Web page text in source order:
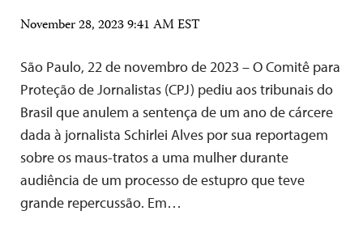
November 28, 2023 9:41 AM EST
São Paulo, 22 de novembro de 2023 – O Comitê para
Proteção de Jornalistas (CPJ) pediu aos tribunais do
Brasil que anulem a sentença de um ano de cárcere
dada à jornalista Schirlei Alves por sua reportagem
sobre os maus-tratos a uma mulher durante
audiência de um processo de estupro que teve
grande repercussão. Em…